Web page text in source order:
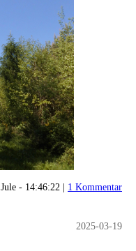
Jule - 14:46:22 | 1 Kommentar
2025-03-19